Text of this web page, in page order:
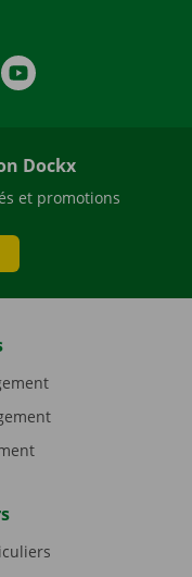
Dockx
et promotions